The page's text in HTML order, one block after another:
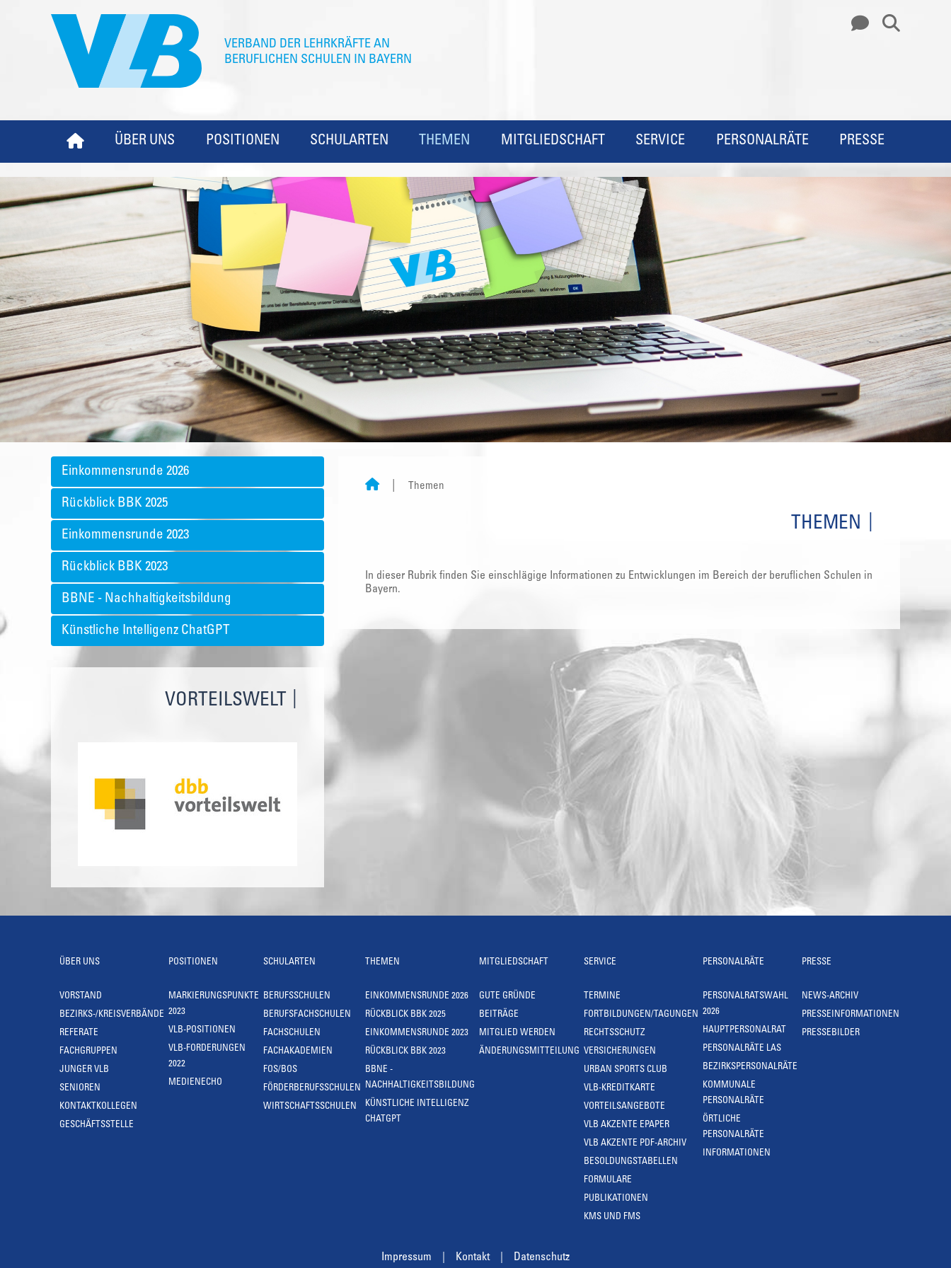
ÜBER UNS POSITIONEN SCHULARTEN THEMEN MITGLIEDSCHAFT SERVICE PERSONALRÄTE PRESSE
Einkommensrunde 2026
Rückblick BBK 2025
Einkommensrunde 2023
Rückblick BBK 2023
BBNE - Nachhaltigkeitsbildung
Künstliche Intelligenz ChatGPT
VORTEILSWELT
Themen
THEMEN
In dieser Rubrik finden Sie einschlägige Informationen zu Entwicklungen im Bereich der beruflichen Schulen in
Bayern.
ÜBER UNS
VORSTAND
BEZIRKS-/KREISVERBÄNDE
REFERATE
FACHGRUPPEN
JUNGER VLB
SENIOREN
KONTAKTKOLLEGEN
GESCHÄFTSSTELLE
POSITIONEN
MARKIERUNGSPUNKTE
2023
VLB-POSITIONEN
VLB-FORDERUNGEN
2022
MEDIENECHO
SCHULARTEN
BERUFSSCHULEN
BERUFSFACHSCHULEN
FACHSCHULEN
FACHAKADEMIEN
FOS/BOS
FÖRDERBERUFSSCHULEN
WIRTSCHAFTSSCHULEN
THEMEN
EINKOMMENSRUNDE 2026
RÜCKBLICK BBK 2025
EINKOMMENSRUNDE 2023
RÜCKBLICK BBK 2023
BBNE -
NACHHALTIGKEITSBILDUNG
KÜNSTLICHE INTELLIGENZ
CHATGPT
MITGLIEDSCHAFT
GUTE GRÜNDE
BEITRÄGE
MITGLIED WERDEN
ÄNDERUNGSMITTEILUNG
SERVICE
TERMINE
FORTBILDUNGEN/TAGUNGEN
RECHTSSCHUTZ
VERSICHERUNGEN
URBAN SPORTS CLUB
VLB-KREDITKARTE
VORTEILSANGEBOTE
VLB AKZENTE EPAPER
VLB AKZENTE PDF-ARCHIV
BESOLDUNGSTABELLEN
FORMULARE
PUBLIKATIONEN
KMS UND FMS
PERSONALRÄTE
PERSONALRATSWAHL
2026
HAUPTPERSONALRAT
PERSONALRÄTE LAS
BEZIRKSPERSONALRÄTE
KOMMUNALE
PERSONALRÄTE
ÖRTLICHE
PERSONALRÄTE
INFORMATIONEN
PRESSE
NEWS-ARCHIV
PRESSEINFORMATIONEN
PRESSEBILDER
Impressum Kontakt Datenschutz